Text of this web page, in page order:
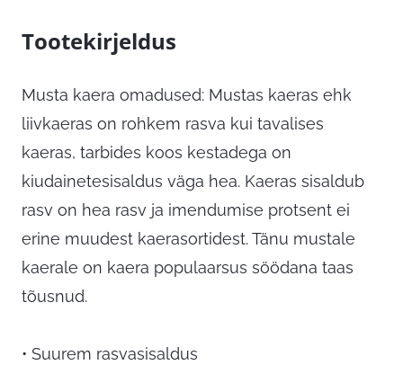
Tootekirjeldus
Musta kaera omadused: Mustas kaeras ehk
liivkaeras on rohkem rasva kui tavalises
kaeras, tarbides koos kestadega on
kiudainetesisaldus väga hea. Kaeras sisaldub
rasv on hea rasv ja imendumise protsent ei
erine muudest kaerasortidest. Tänu mustale
kaerale on kaera populaarsus söödana taas
tõusnud.
• Suurem rasvasisaldus